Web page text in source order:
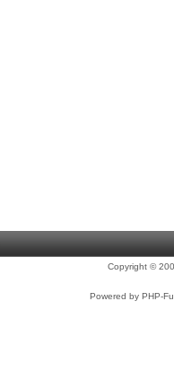
Copyright ©
Powered by PHP-